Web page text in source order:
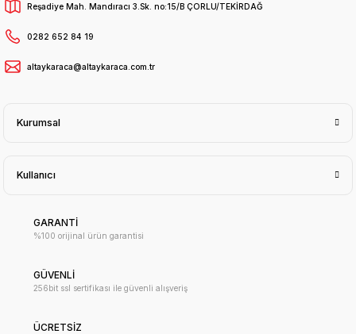
Reşadiye Mah. Mandıracı 3.Sk. no:15/B ÇORLU/TEKİRDAĞ
0282 652 84 19
altaykaraca@altaykaraca.com.tr
Kurumsal
Kullanıcı
GARANTİ
%100 orijinal ürün garantisi
GÜVENLİ
256bit ssl sertifikası ile güvenli alışveriş
ÜCRETSİZ